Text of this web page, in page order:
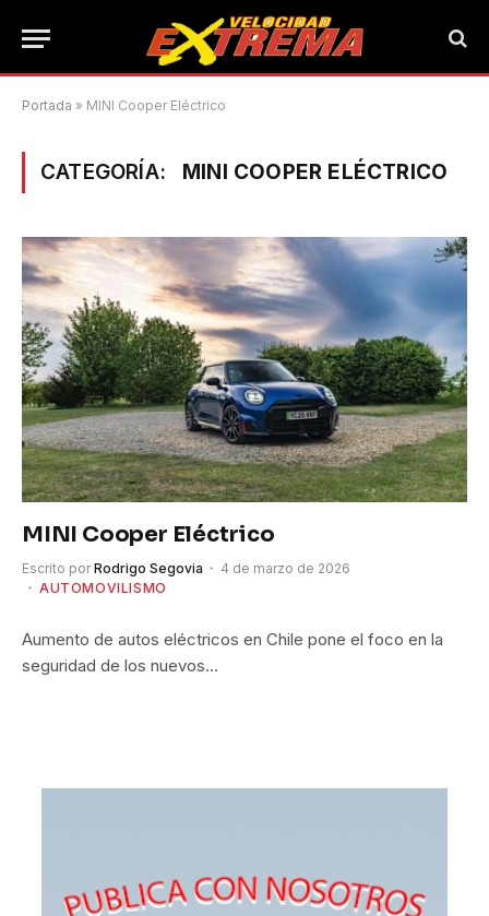
Portada » MINI Cooper Eléctrico
CATEGORÍA: MINI COOPER ELÉCTRICO
MINI Cooper Eléctrico
Escrito por Rodrigo Segovia
4 de marzo de 2026
AUTOMOVILISMO
Aumento de autos eléctricos en Chile pone el foco en la
seguridad de los nuevos…